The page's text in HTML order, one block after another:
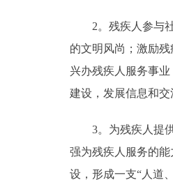
2。残疾人参与社
的文明风尚；激励
兴办残疾人服务事
建设，发展信息和交
3。为残疾人提供
强为残疾人服务的
设，形成一支“人道